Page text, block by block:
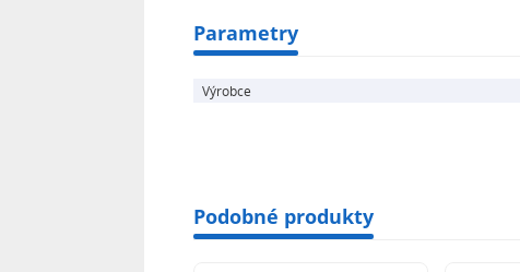
Parametry
Výrobce
Podobné produkty